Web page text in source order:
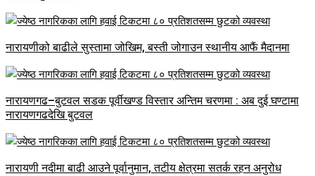
नारायणीको बाढीले सुस्तामा जोखिम, बस्ती जोगाउन स्थानीय आफैं मैदानमा
नारायणगढ–बुटवल सडक पूर्वीखण्ड विस्तार अन्तिम चरणमा : अब दुई घण्टामा
नारायणगढदेखि बुटवल
नारायणी नदीमा बाढी आउने पूर्वानुमान, तटीय क्षेत्रमा सतर्क रहन अनुरोध